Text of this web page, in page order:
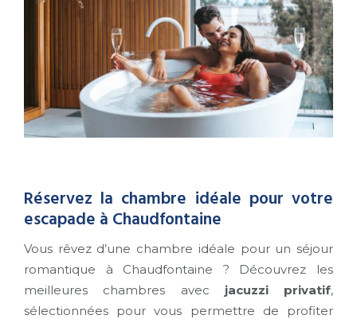
Réservez la chambre idéale pour votre
escapade à Chaudfontaine
Vous rêvez d’une chambre idéale pour un séjour
romantique à Chaudfontaine ? Découvrez les
meilleures chambres avec jacuzzi privatif,
sélectionnées pour vous permettre de profiter